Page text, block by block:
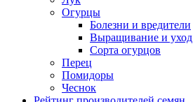
Огурцы
Болезни и вредители
Выращивание и уход
Сорта огурцов
Перец
Помидоры
Чеснок